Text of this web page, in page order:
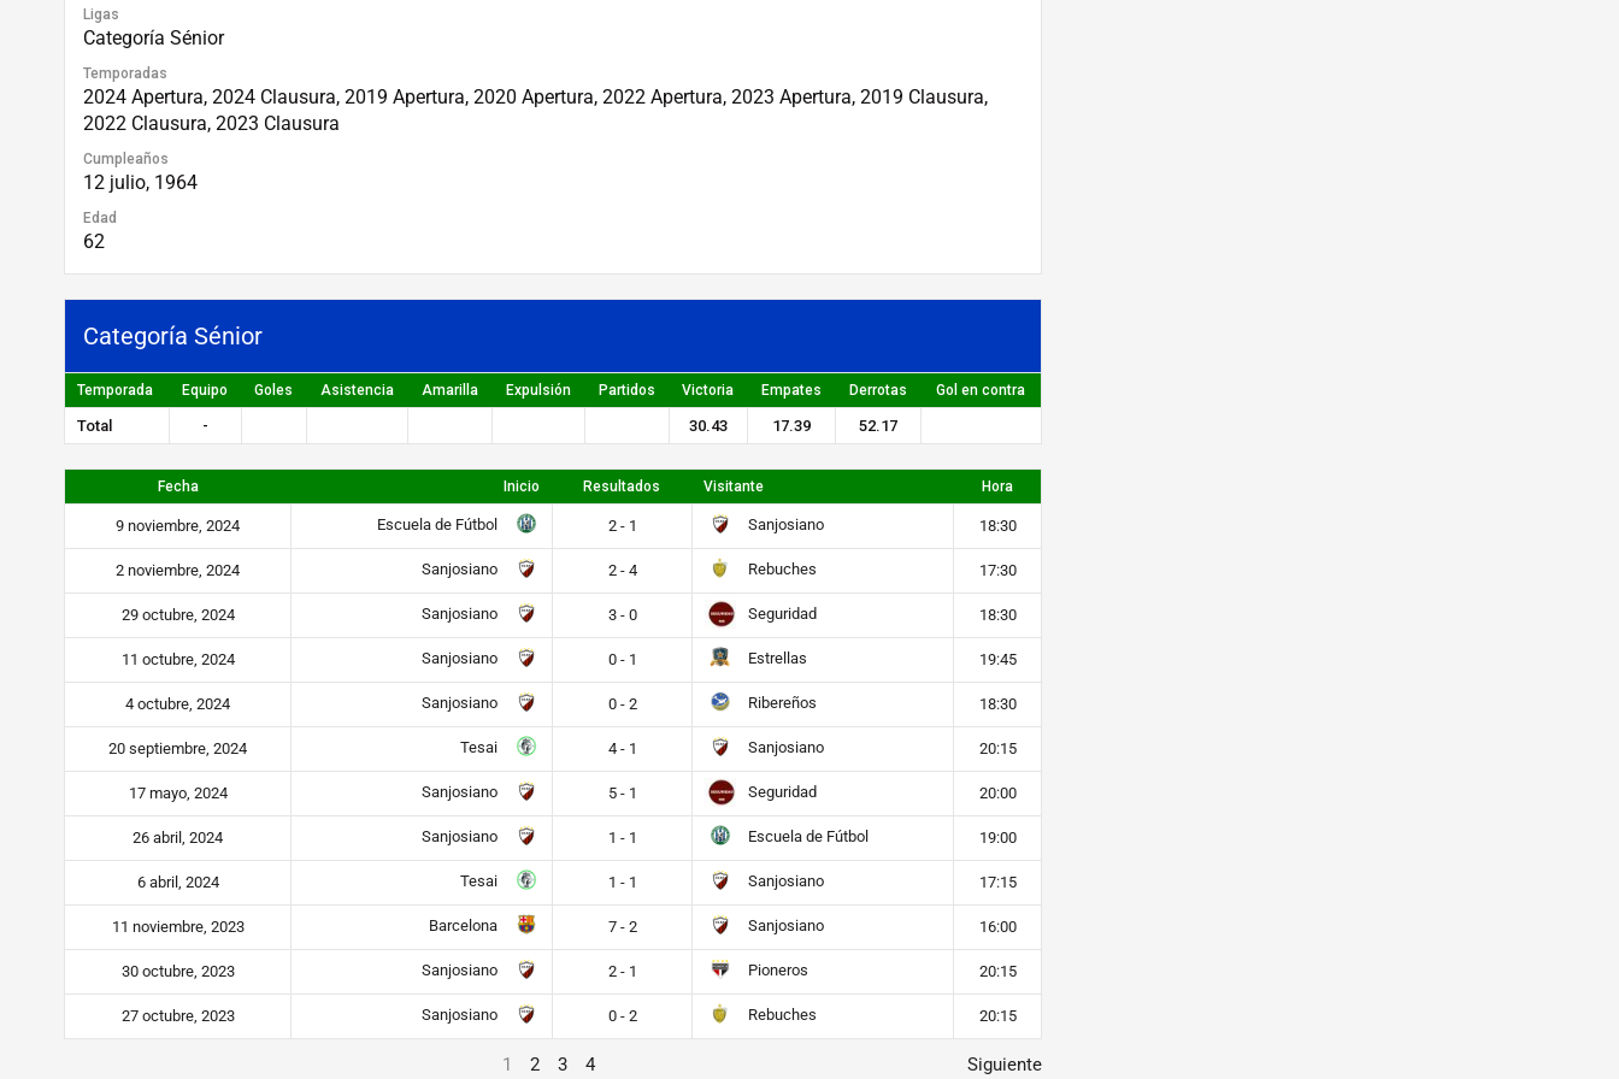
Ligas
Categoría Sénior
Temporadas
2024 Apertura, 2024 Clausura, 2019 Apertura, 2020 Apertura, 2022 Apertura, 2023 Apertura, 2019 Clausura,
2022 Clausura, 2023 Clausura
Cumpleaños
12 julio, 1964
Edad
62
Categoría Sénior
Temporada Equipo Goles Asistencia Amarilla Expulsión Partidos Victoria Empates Derrotas Gol en contra
Total - 30.43 17.39 52.17
Fecha Inicio Resultados Visitante Hora
9 noviembre, 2024 Escuela de Fútbol 2 - 1 Sanjosiano 18:30
2 noviembre, 2024 Sanjosiano 2 - 4 Rebuches 17:30
29 octubre, 2024 Sanjosiano 3 - 0 Seguridad 18:30
11 octubre, 2024 Sanjosiano 0 - 1 Estrellas 19:45
4 octubre, 2024 Sanjosiano 0 - 2 Ribereños 18:30
20 septiembre, 2024 Tesai 4 - 1 Sanjosiano 20:15
17 mayo, 2024 Sanjosiano 5 - 1 Seguridad 20:00
26 abril, 2024 Sanjosiano 1 - 1 Escuela de Fútbol 19:00
6 abril, 2024 Tesai 1 - 1 Sanjosiano 17:15
11 noviembre, 2023 Barcelona 7 - 2 Sanjosiano 16:00
30 octubre, 2023 Sanjosiano 2 - 1 Pioneros 20:15
27 octubre, 2023 Sanjosiano 0 - 2 Rebuches 20:15
1 2 3 4 Siguiente